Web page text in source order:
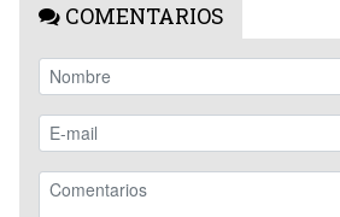
COMENTARIOS